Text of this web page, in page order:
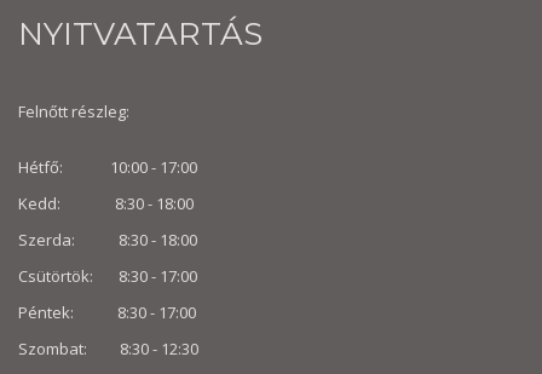
NYITVATARTÁS
Felnőtt részleg:
Hétfő: 10:00 - 17:00
Kedd: 8:30 - 18:00
Szerda: 8:30 - 18:00
Csütörtök: 8:30 - 17:00
Péntek: 8:30 - 17:00
Szombat: 8:30 - 12:30